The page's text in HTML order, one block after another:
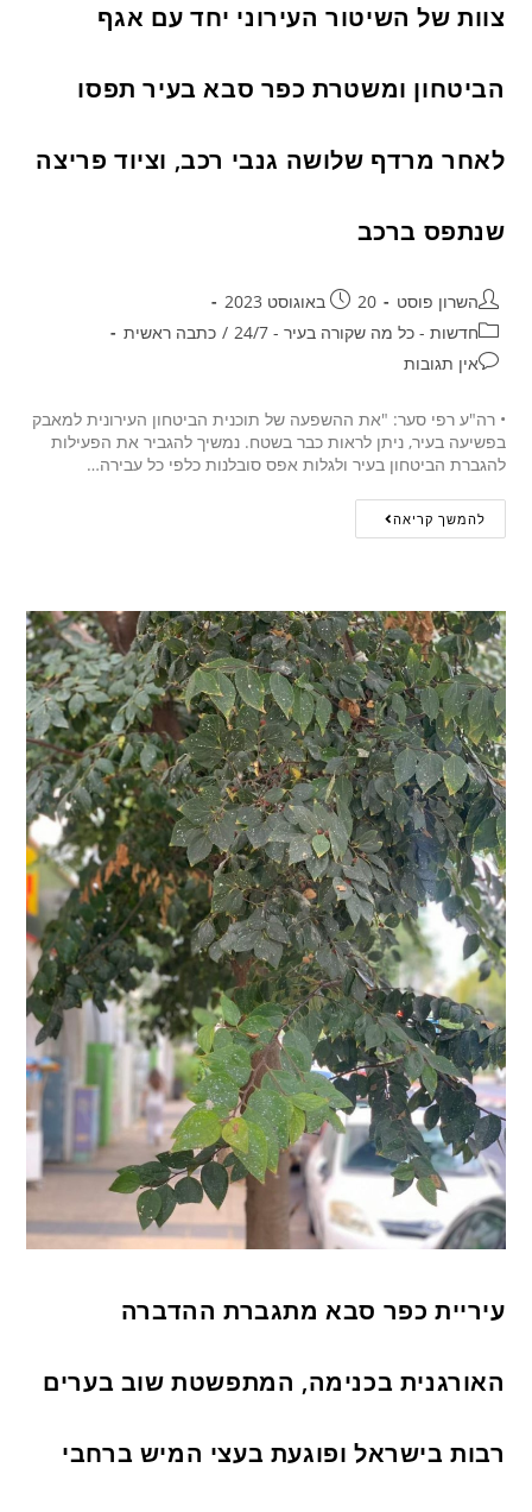
צוות של השיטור העירוני יחד עם אגף
הביטחון ומשטרת כפר סבא בעיר תפסו
לאחר מרדף שלושה גנבי רכב, וציוד פריצה
שנתפס ברכב
השרון פוסט
20 באוגוסט 2023
חדשות - כל מה שקורה בעיר - 24/7
/ כתבה ראשית
אין תגובות
• רה"ע רפי סער: "את ההשפעה של תוכנית הביטחון העירונית למאבק
בפשיעה בעיר, ניתן לראות כבר בשטח. נמשיך להגביר את הפעילות
להגברת הביטחון בעיר ולגלות אפס סובלנות כלפי כל עבירה…
להמשך קריאה
עיריית כפר סבא מתגברת ההדברה
האורגנית בכנימה, המתפשטת שוב בערים
רבות בישראל ופוגעת בעצי המיש ברחבי